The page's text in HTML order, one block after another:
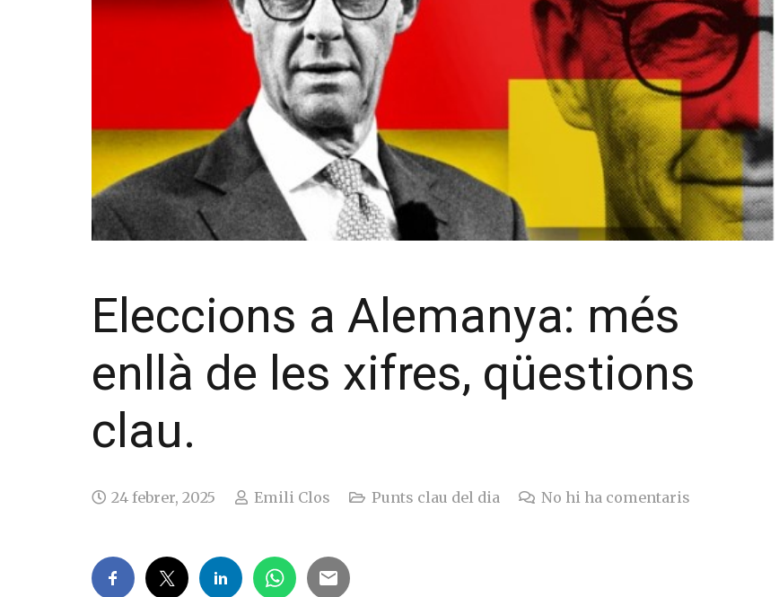
Eleccions a Alemanya: més
enllà de les xifres, qüestions
clau.
24 febrer, 2025 Emili Clos Punts clau del dia No hi ha comentaris